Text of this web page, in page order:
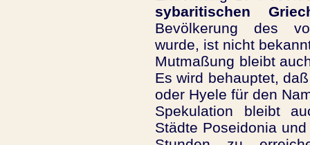
sybaritischen
Bevölkerung des
wurde, ist nicht
Mutmaßung bleibt
Es wird behauptet,
oder Hyele für den
Spekulation bleibt
Städte Poseidonia